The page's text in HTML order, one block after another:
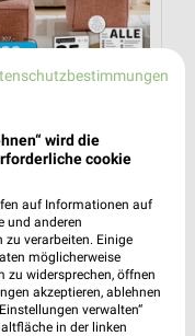
38,8 km
Fr. 14.08.
wird die
cookie
auf Informationen auf
und anderen
zu verarbeiten. Einige
möglicherweise
zu widersprechen, öffnen
akzeptieren, ablehnen
verwalten“
in der linken